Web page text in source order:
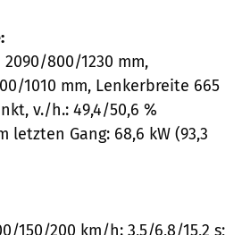
800/1230 mm,
1010 mm, Lenkerbreite 665
v./h.: 49,4/50,6 %
Gang: 68,6 kW (93,3
150/200 km/h: 3,5/6,8/15,2 s;